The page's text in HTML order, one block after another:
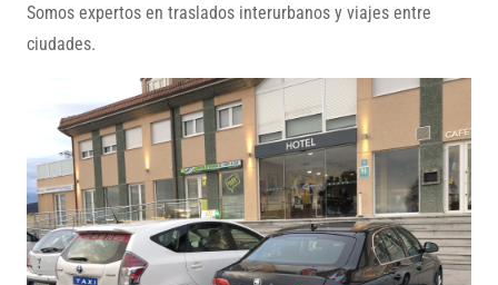
Somos expertos en traslados interurbanos y viajes entre
ciudades.